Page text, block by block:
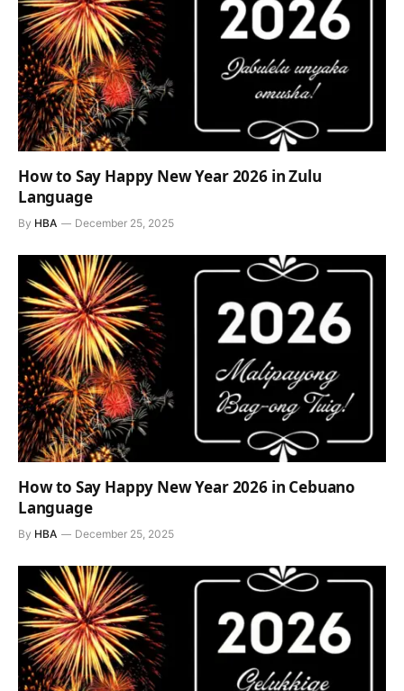
How to Say Happy New Year 2026 in Zulu
Language
By HBA December 25, 2025
How to Say Happy New Year 2026 in Cebuano
Language
By HBA December 25, 2025